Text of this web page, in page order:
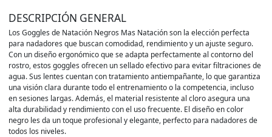
DESCRIPCIÓN GENERAL
Los Goggles de Natación Negros Mas Natación son la elección perfecta
para nadadores que buscan comodidad, rendimiento y un ajuste seguro.
Con un diseño ergonómico que se adapta perfectamente al contorno del
rostro, estos goggles ofrecen un sellado efectivo para evitar filtraciones de
agua. Sus lentes cuentan con tratamiento antiempañante, lo que garantiza
una visión clara durante todo el entrenamiento o la competencia, incluso
en sesiones largas. Además, el material resistente al cloro asegura una
alta durabilidad y rendimiento con el uso frecuente. El diseño en color
negro les da un toque profesional y elegante, perfecto para nadadores de
todos los niveles.